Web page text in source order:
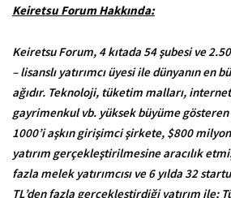
Keiretsu Forum Hakkında:
Keiretsu Forum, 4 kıtada 54 şubesi ve
– lisanslı yatırımcı üyesi ile dünyanın en
ağıdır. Teknoloji, tüketim malları,
gayrimenkul vb. yüksek büyüme
1000’i aşkın girişimci şirkete, $800
yatırım gerçekleştirilmesine aracılık
fazla melek yatırımcısı ve 6 yılda 32
TL’den fazla gerçekleştirdiği yatırım ile;